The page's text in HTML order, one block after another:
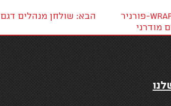
מודרני
הבא: שולחן מנהלים דגם VERMONT